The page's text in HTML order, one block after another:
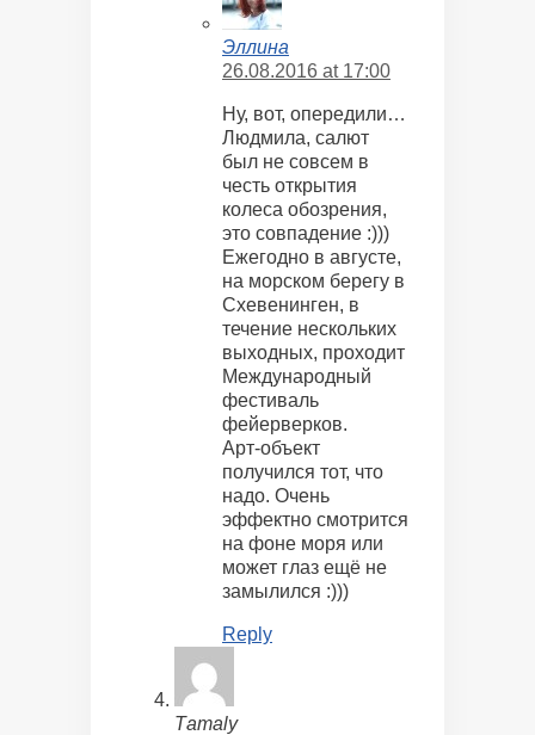
Эллина
26.08.2016 at 17:00
Ну, вот, опередили…
Людмила, салют
был не совсем в
честь открытия
колеса обозрения,
это совпадение :)))
Ежегодно в августе,
на морском берегу в
Схевенинген, в
течение нескольких
выходных, проходит
Международный
фестиваль
фейерверков.
Арт-объект
получился тот, что
надо. Очень
эффектно смотрится
на фоне моря или
может глаз ещё не
замылился :)))
Reply
Татаly